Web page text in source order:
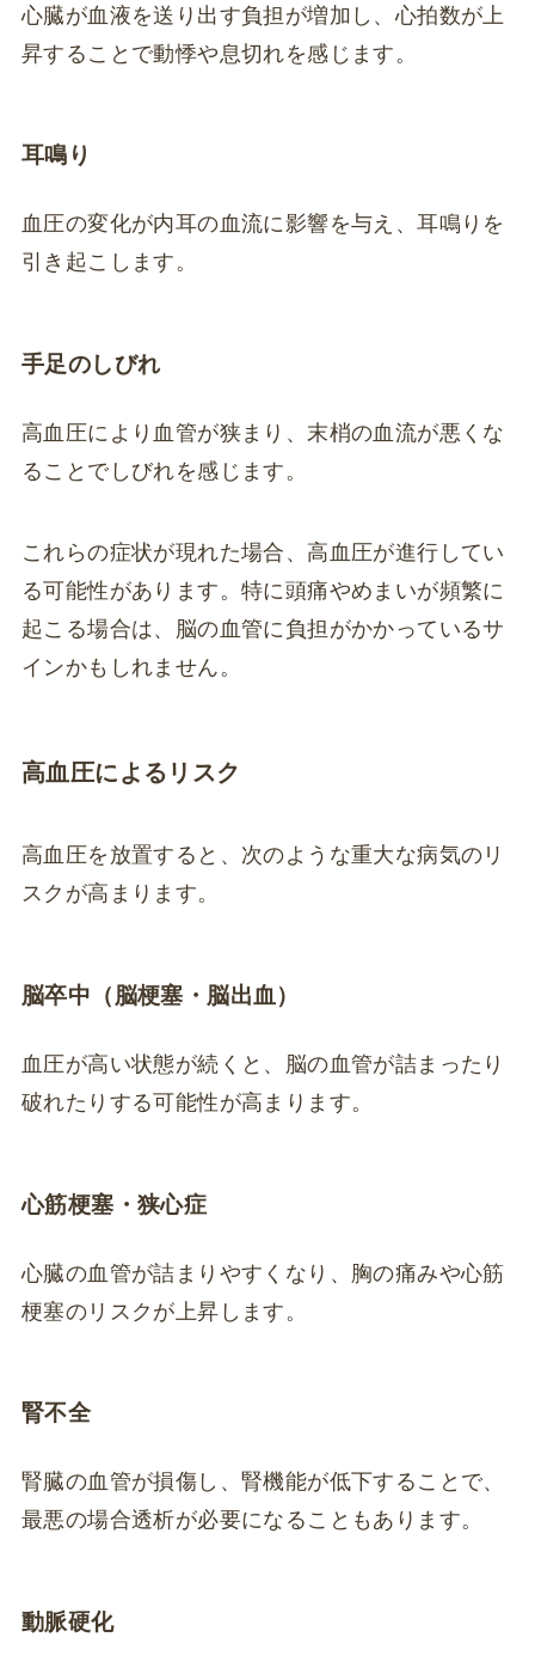
心臓が血液を送り出す負担が増加し、心拍数が上
昇することで動悸や息切れを感じます。
耳鳴り
血圧の変化が内耳の血流に影響を与え、耳鳴りを
引き起こします。
手足のしびれ
高血圧により血管が狭まり、末梢の血流が悪くな
ることでしびれを感じます。
これらの症状が現れた場合、高血圧が進行してい
る可能性があります。特に頭痛やめまいが頻繁に
起こる場合は、脳の血管に負担がかかっているサ
インかもしれません。
高血圧によるリスク
高血圧を放置すると、次のような重大な病気のリ
スクが高まります。
脳卒中（脳梗塞・脳出血）
血圧が高い状態が続くと、脳の血管が詰まったり
破れたりする可能性が高まります。
心筋梗塞・狭心症
心臓の血管が詰まりやすくなり、胸の痛みや心筋
梗塞のリスクが上昇します。
腎不全
腎臓の血管が損傷し、腎機能が低下することで、
最悪の場合透析が必要になることもあります。
動脈硬化